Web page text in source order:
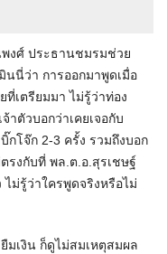
พงศ์ ประธานชมรมช่วย
นนี่ว่า การออกมาพูดเมื่อ
เตรียมมา ไม่รู้ว่าท่อง
าตัวบอกว่าเคยเจอกับ
กโจ๊ก 2-3 ครั้ง รวมถึงบอก
รงกับที่ พล.ต.อ.สุรเชษฐ์
ม่รู้ว่าใครพูดจริงหรือไม่
เงิน ก็ดูไม่สมเหตุสมผล